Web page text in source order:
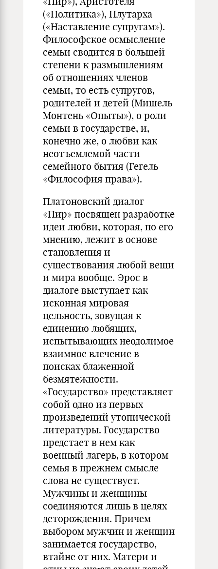
(«Политика»), Плутарха
(«Наставление супругам»).
Философское осмысление
семьи сводится в большей
степени к размышлениям
об отношениях членов
семьи, то есть супругов,
родителей и детей (Мишель
Монтень «Опыты»), о роли
семьи в государстве, и,
конечно же, о любви как
неотъемлемой части
семейного бытия (Гегель
«Философия права»).
Платоновский диалог
«Пир» посвящен разработке
идеи любви, которая, по его
мнению, лежит в основе
становления и
существования любой вещи
и мира вообще. Эрос в
диалоге выступает как
исконная мировая
цельность, зовущая к
единению любящих,
испытывающих неодолимое
взаимное влечение в
поисках блаженной
безмятежности.
«Государство» представляет
собой одно из первых
произведений утопической
литературы. Государство
предстает в нем как
военный лагерь, в котором
семья в прежнем смысле
слова не существует.
Мужчины и женщины
соединяются лишь в целях
деторождения. Причем
выбором мужчин и женщин
занимается государство,
втайне от них. Матери и